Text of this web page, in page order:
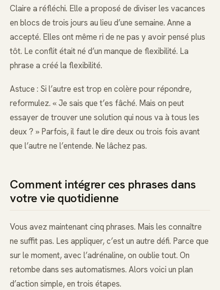
Claire a réfléchi. Elle a proposé de diviser les vacances
en blocs de trois jours au lieu d’une semaine. Anne a
accepté. Elles ont même ri de ne pas y avoir pensé plus
tôt. Le conflit était né d’un manque de flexibilité. La
phrase a créé la flexibilité.
Astuce : Si l’autre est trop en colère pour répondre,
reformulez. « Je sais que t’es fâché. Mais on peut
essayer de trouver une solution qui nous va à tous les
deux ? » Parfois, il faut le dire deux ou trois fois avant
que l’autre ne l’entende. Ne lâchez pas.
Comment intégrer ces phrases dans
votre vie quotidienne
Vous avez maintenant cinq phrases. Mais les connaître
ne suffit pas. Les appliquer, c’est un autre défi. Parce que
sur le moment, avec l’adrénaline, on oublie tout. On
retombe dans ses automatismes. Alors voici un plan
d’action simple, en trois étapes.